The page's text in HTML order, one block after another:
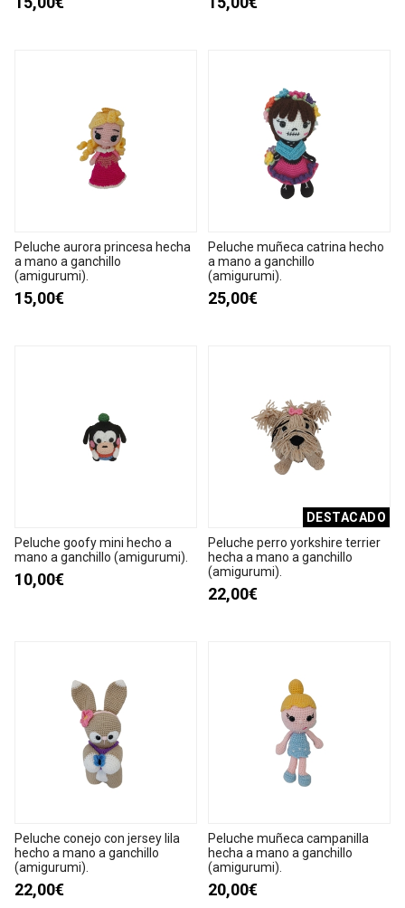
Peluche aurora princesa hecha
a mano a ganchillo
(amigurumi).
15,00€
Peluche muñeca catrina hecho
a mano a ganchillo
(amigurumi).
25,00€
Peluche goofy mini hecho a
mano a ganchillo (amigurumi).
10,00€
DESTACADO
Peluche perro yorkshire terrier
hecha a mano a ganchillo
(amigurumi).
22,00€
Peluche conejo con jersey lila
hecho a mano a ganchillo
(amigurumi).
22,00€
Peluche muñeca campanilla
hecha a mano a ganchillo
(amigurumi).
20,00€